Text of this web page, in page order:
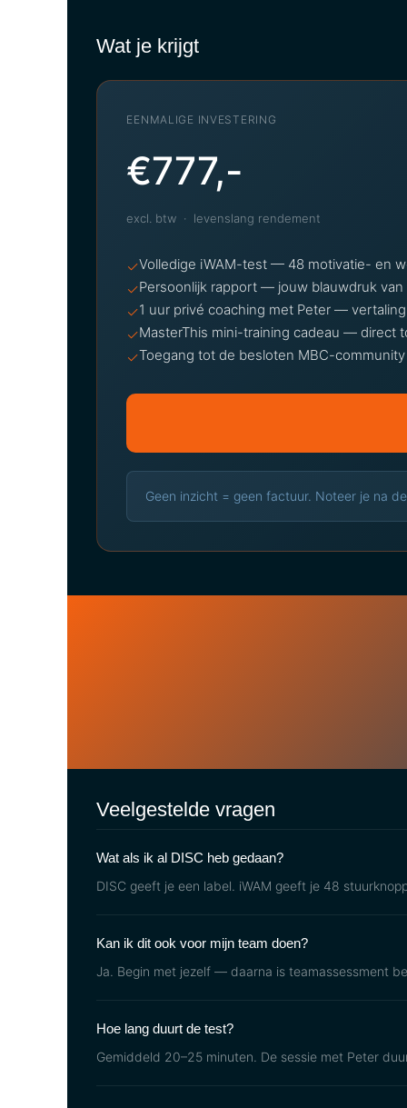
Wat je krijgt
EENMALIGE INVESTERING
€777,-
excl. btw · levenslang rendement
✓Volledige iWAM-test — 48 motivatie- en
✓Persoonlijk rapport — jouw blauwdruk
✓1 uur privé coaching met Peter —
✓MasterThis mini-training cadeau — direct
✓Toegang tot de besloten MBC-
Geen inzicht = geen factuur. Noteer je na
Veelgestelde vragen
Wat als ik al DISC heb gedaan?
DISC geeft je een label. iWAM geeft je 48
Kan ik dit ook voor mijn team doen?
Ja. Begin met jezelf — daarna is teamassessment
Hoe lang duurt de test?
Gemiddeld 20–25 minuten. De sessie met Peter